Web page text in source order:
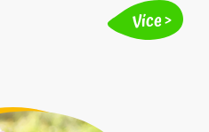
Více